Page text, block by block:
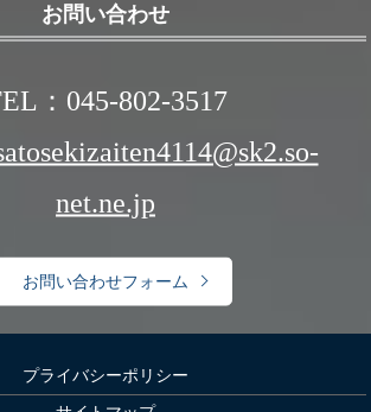
お問い合わせ
：045-802-3517
net.ne.jp
お問い合わせフォーム
プライバシーポリシー